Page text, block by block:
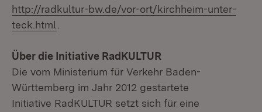
http://radkultur-bw.de/vor-ort/kirchheim-unter-
teck.html
Über die Initiative RadKULTUR
Die vom Ministerium für Verkehr Baden-
Württemberg im Jahr 2012 gestartete
Initiative RadKULTUR setzt sich für eine